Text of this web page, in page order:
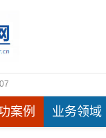
案例 业务领域